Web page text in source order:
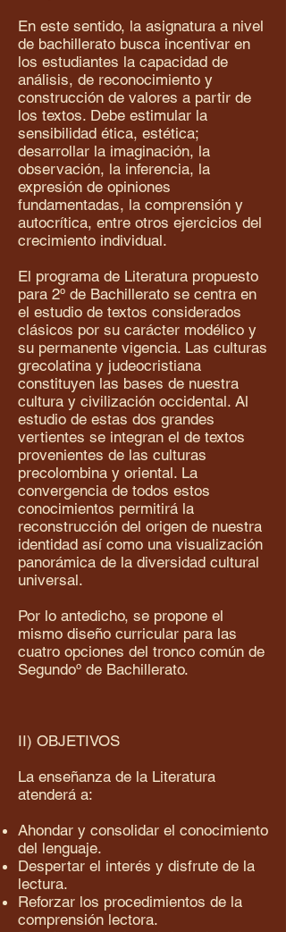
En este sentido, la asignatura a nivel
de bachillerato busca incentivar en
los estudiantes la capacidad de
análisis, de reconocimiento y
construcción de valores a partir de
los textos. Debe estimular la
sensibilidad ética, estética;
desarrollar la imaginación, la
observación, la inferencia, la
expresión de opiniones
fundamentadas, la comprensión y
autocrítica, entre otros ejercicios del
crecimiento individual.
El programa de Literatura propuesto
para 2º de Bachillerato se centra en
el estudio de textos considerados
clásicos por su carácter modélico y
su permanente vigencia. Las culturas
grecolatina y judeocristiana
constituyen las bases de nuestra
cultura y civilización occidental. Al
estudio de estas dos grandes
vertientes se integran el de textos
provenientes de las culturas
precolombina y oriental. La
convergencia de todos estos
conocimientos permitirá la
reconstrucción del origen de nuestra
identidad así como una visualización
panorámica de la diversidad cultural
universal.
Por lo antedicho, se propone el
mismo diseño curricular para las
cuatro opciones del tronco común de
Segundoº de Bachillerato.
II) OBJETIVOS
La enseñanza de la Literatura
atenderá a:
Ahondar y consolidar el conocimiento
del lenguaje.
Despertar el interés y disfrute de la
lectura.
Reforzar los procedimientos de la
comprensión lectora.